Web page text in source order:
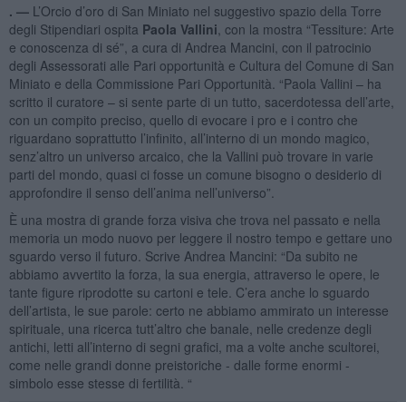
. — L’Orcio d’oro di San Miniato nel suggestivo spazio della Torre
degli Stipendiari ospita Paola Vallini , con la mostra “Tessiture: Arte
e conoscenza di sé”, a cura di Andrea Mancini, con il patrocinio
degli Assessorati alle Pari opportunità e Cultura del Comune di San
Miniato e della Commissione Pari Opportunità. “Paola Vallini – ha
scritto il curatore – si sente parte di un tutto, sacerdotessa dell’arte,
con un compito preciso, quello di evocare i pro e i contro che
riguardano soprattutto l’infinito, all’interno di un mondo magico,
senz’altro un universo arcaico, che la Vallini può trovare in varie
parti del mondo, quasi ci fosse un comune bisogno o desiderio di
approfondire il senso dell’anima nell’universo”.
È una mostra di grande forza visiva che trova nel passato e nella
memoria un modo nuovo per leggere il nostro tempo e gettare uno
sguardo verso il futuro. Scrive Andrea Mancini: “Da subito ne
abbiamo avvertito la forza, la sua energia, attraverso le opere, le
tante figure riprodotte su cartoni e tele. C’era anche lo sguardo
dell’artista, le sue parole: certo ne abbiamo ammirato un interesse
spirituale, una ricerca tutt’altro che banale, nelle credenze degli
antichi, letti all’interno di segni grafici, ma a volte anche scultorei,
come nelle grandi donne preistoriche - dalle forme enormi -
simbolo esse stesse di fertilità. “